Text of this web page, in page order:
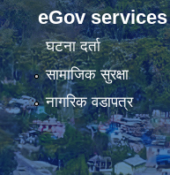
eGov services
घटना दर्ता
सामाजिक सुरक्षा
नागरिक वडापत्र